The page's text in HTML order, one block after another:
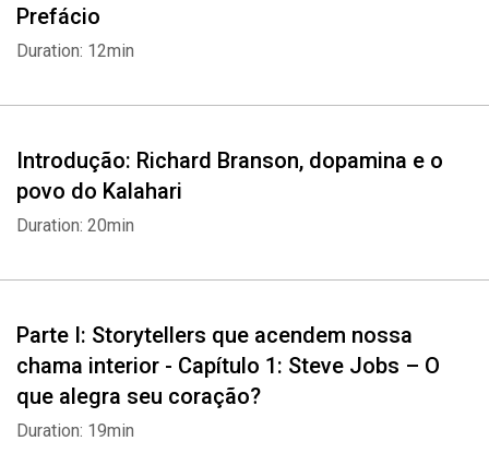
Prefácio
Duration: 12min
Introdução: Richard Branson, dopamina e o
povo do Kalahari
Duration: 20min
Parte I: Storytellers que acendem nossa
chama interior - Capítulo 1: Steve Jobs – O
que alegra seu coração?
Duration: 19min